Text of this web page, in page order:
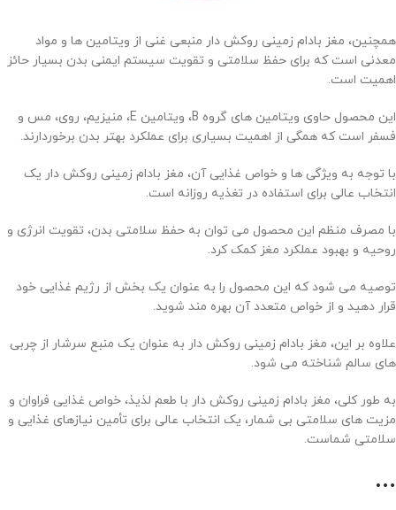
همچنین، مغز بادام زمینی روکش دار منبعی غنی از ویتامین ها و مواد
معدنی است که برای حفظ سلامتی و تقویت سیستم ایمنی بدن بسیار حائز
اهمیت است.
این محصول حاوی ویتامین های گروه B، ویتامین E، منیزیم، روی، مس و
فسفر است که همگی از اهمیت بسیاری برای عملکرد بهتر بدن برخوردارند.
با توجه به ویژگی ها و خواص غذایی آن، مغز بادام زمینی روکش دار یک
انتخاب عالی برای استفاده در تغذیه روزانه است.
با مصرف منظم این محصول می توان به حفظ سلامتی بدن، تقویت انرژی و
روحیه و بهبود عملکرد مغز کمک کرد.
توصیه می شود که این محصول را به عنوان یک بخش از رژیم غذایی خود
قرار دهید و از خواص متعدد آن بهره مند شوید.
علاوه بر این، مغز بادام زمینی روکش دار به عنوان یک منبع سرشار از چربی
های سالم شناخته می شود.
به طور کلی، مغز بادام زمینی روکش دار با طعم لذیذ، خواص غذایی فراوان و
مزیت های سلامتی بی شمار، یک انتخاب عالی برای تأمین نیازهای غذایی و
سلامتی شماست.
…